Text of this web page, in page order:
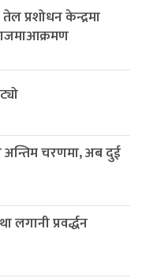
तेल प्रशोधन केन्द्रमा
चरणमा, अब दुई
प्रवर्द्धन